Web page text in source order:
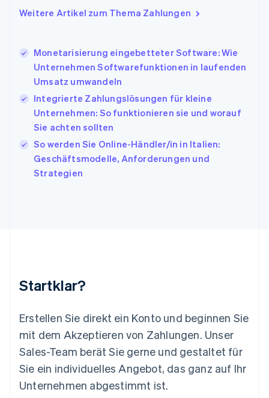
Weitere Artikel zum Thema Zahlungen
Monetarisierung eingebetteter Software: Wie
Unternehmen Softwarefunktionen in laufenden
Umsatz umwandeln
Integrierte Zahlungslösungen für kleine
Unternehmen: So funktionieren sie und worauf
Sie achten sollten
So werden Sie Online-Händler/in in Italien:
Geschäftsmodelle, Anforderungen und
Strategien
Startklar?
Erstellen Sie direkt ein Konto und beginnen Sie
mit dem Akzeptieren von Zahlungen. Unser
Sales-Team berät Sie gerne und gestaltet für
Sie ein individuelles Angebot, das ganz auf Ihr
Unternehmen abgestimmt ist.
Irland
ItalianoEnglish
Japan
日本語 English
EnglishFrançais
Kroatien
EnglishItaliano
English
Liechtenstein
DeutschEnglish
Mexiko
English
Niederlande
Nederlands English
Norwegen
English
Österreich